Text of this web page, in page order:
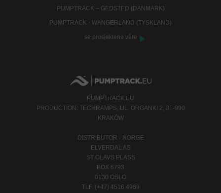
PUMPTRACK – GEDSTED (DANMARK)
PUMPTRACK - WANGERLAND (TYSKLAND)
se prosjektene våre
PUMPTRACK.EU
PRODUCTION: TECHRAMPS, UL. ORGANKI 2, 31-990
KRAKÓW
DISTRIBUTOR - NORGE
ELVERDAL AS
ST OLAVS PLASS
BOX 6793
0130 OSLO
TLF. (+47) 4516 4969